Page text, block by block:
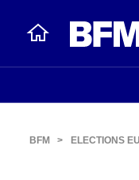
BFM > ELECTIONS